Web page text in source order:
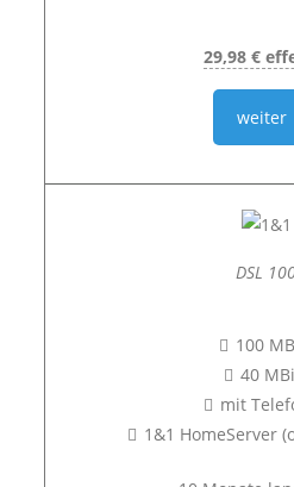
29,98 €
weiter
DSL
100
40
mit
1&1 HomeServer